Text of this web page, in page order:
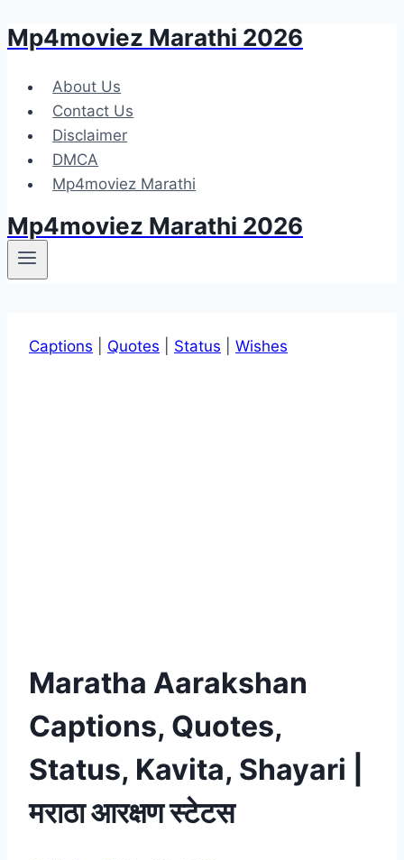
Skip
content
Mp4moviez Marathi 2026
About Us
Contact Us
Disclaimer
DMCA
Mp4moviez Marathi
Mp4moviez Marathi 2026
Captions Quotes Status Wishes
Maratha Aarakshan
Captions, Quotes,
Status, Kavita, Shayari |
मराठा आरक्षण स्टेटस